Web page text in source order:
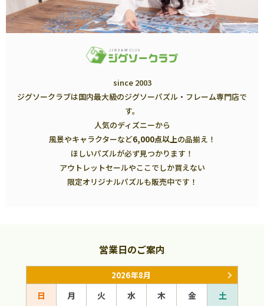
since 2003
ジグソークラブは国内最大級のジグソーパズル・フレーム専門店で
す。
人気のディズニーから
風景やキャラクターなど6,000点以上の品揃え！
ほしいパズルが必ず見つかります！
アウトレットセールやここでしか買えない
限定オリジナルパズルも販売中です！
営業日のご案内
2026年8月
日 月 火 水 木 金
土